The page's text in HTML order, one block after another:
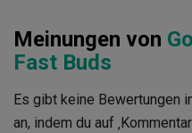
Meinungen von
Fast Buds
Es gibt keine Bewertungen
an, indem du auf